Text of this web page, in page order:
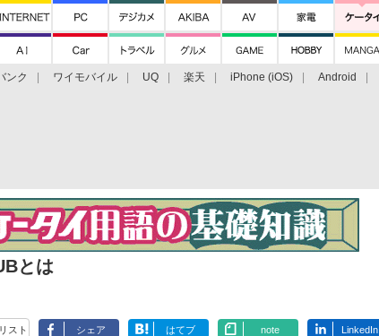
ンク ワイモバイル UQ 楽天 iPhone (iOS) Android
とは
リスト シェア はてブ note LinkedIn